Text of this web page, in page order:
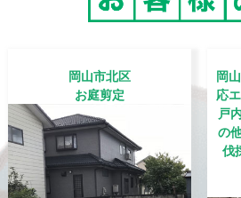
岡山市北区
お庭剪定
岡
応
戸
の
伐